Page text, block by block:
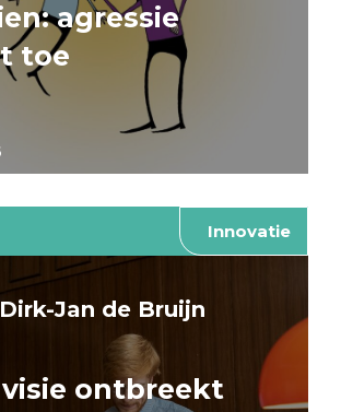
agressie
toe
Innovatie
Dirk-Jan de Bruijn
ontbreekt